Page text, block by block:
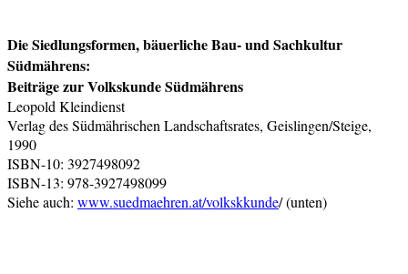
Die Siedlungsformen, bäuerliche Bau- und Sachkultur
Südmährens:
Beiträge zur Volkskunde Südmährens
Leopold Kleindienst
Verlag des Südmährischen Landschaftsrates, Geislingen/Steige,
1990
ISBN-10: 3927498092
ISBN-13: 978-3927498099
Siehe auch: www.suedmaehren.at/volkskkunde/ (unten)